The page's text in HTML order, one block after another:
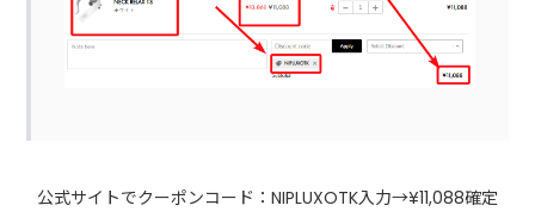
公式サイトでクーポンコード：NIPLUXOTK入力→¥11,088確定